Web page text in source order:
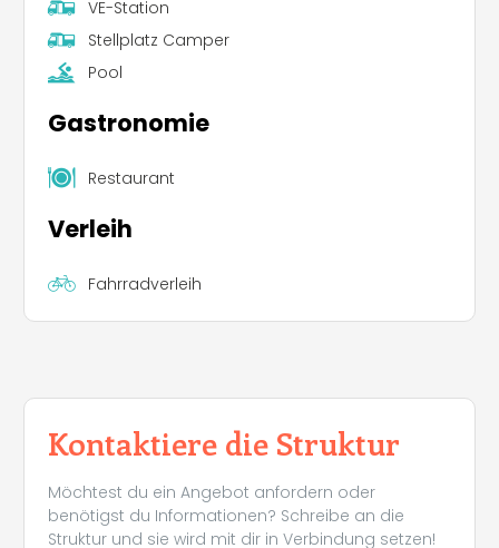
VE-Station
Stellplatz Camper
Pool
Gastronomie
Restaurant
Verleih
Fahrradverleih
Kontaktiere die Struktur
Möchtest du ein Angebot anfordern oder
benötigst du Informationen? Schreibe an die
Struktur und sie wird mit dir in Verbindung setzen!